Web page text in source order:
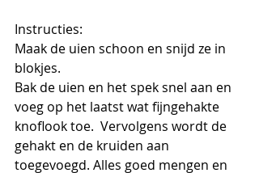
Instructies:
Maak de uien schoon en snijd ze in
blokjes.
Bak de uien en het spek snel aan en
voeg op het laatst wat fijngehakte
knoflook toe.  Vervolgens wordt de
gehakt en de kruiden aan
toegevoegd. Alles goed mengen en